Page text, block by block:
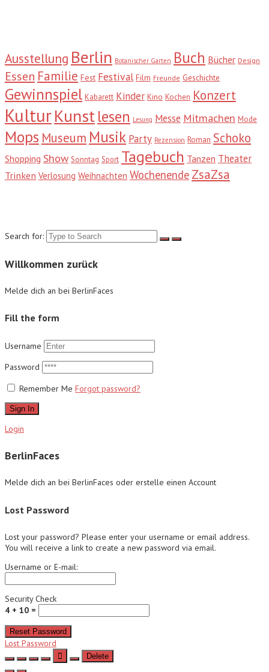
Ausstellung Berlin Botanischer Garten Buch Bücher Design
Essen Familie Fest Festival Film Freunde Geschichte
Gewinnspiel Kabarett Kinder Kino Kochen Konzert
KulturKunstlesen Lesung Messe Mitmachen Mode
Mops Museum Musik Party Rezension Roman Schoko
Shopping Show Sonntag Sport Tagebuch Tanzen Theater
Trinken Verlosung Weihnachten Wochenende ZsaZsa
Search for:
Willkommen zurück
Melde dich an bei BerlinFaces
Fill the form
Username
Password
Remember Me Forgot password?
Sign In
Login
BerlinFaces
Melde dich an bei BerlinFaces oder erstelle einen Account
Lost Password
Lost your password? Please enter your username or email address.
You will receive a link to create a new password via email.
Username or E-mail:
Security Check
4 + 10 =
Reset Password
Lost Password
Delete